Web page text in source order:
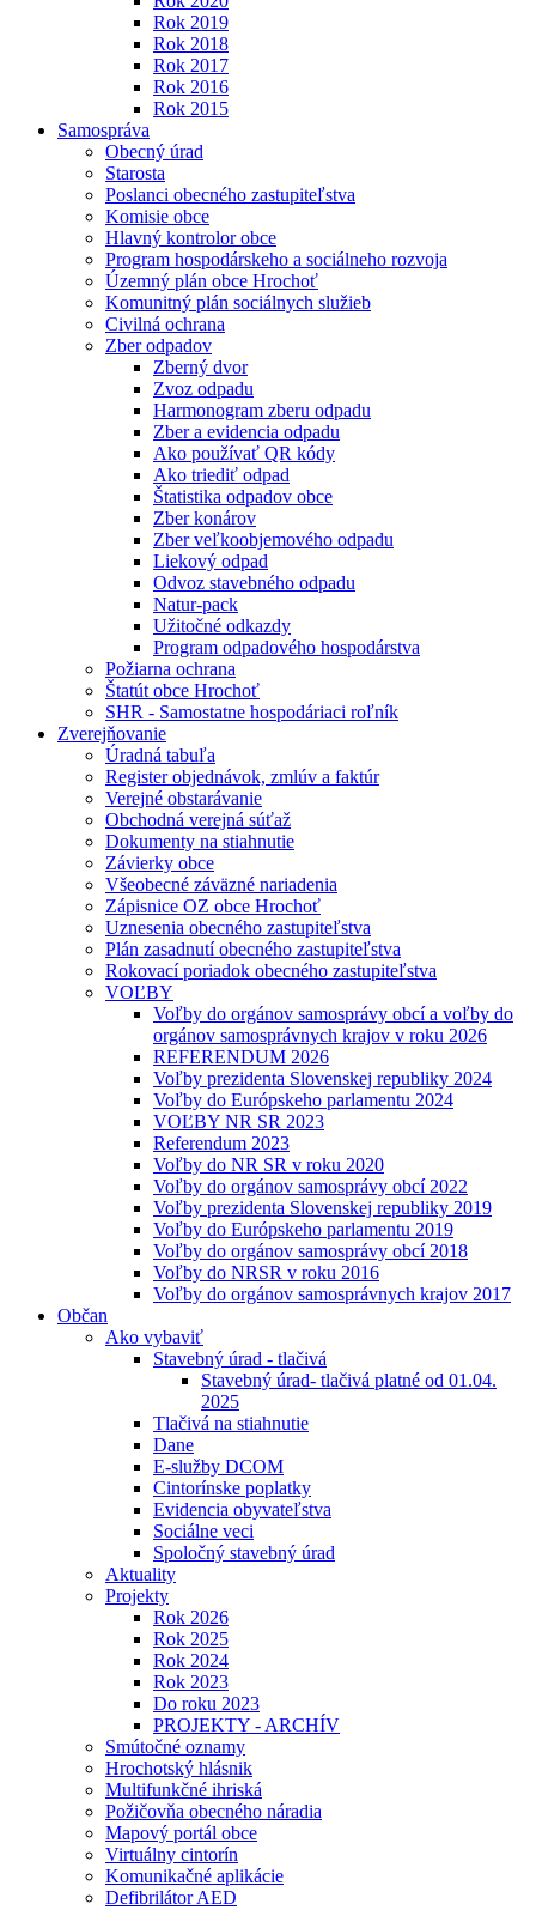
Rok 2019
Rok 2018
Rok 2017
Rok 2016
Rok 2015
Samospráva
Obecný úrad
Starosta
Poslanci obecného zastupiteľstva
Komisie obce
Hlavný kontrolor obce
Program hospodárskeho a sociálneho rozvoja
Územný plán obce Hrochoť
Komunitný plán sociálnych služieb
Civilná ochrana
Zber odpadov
Zberný dvor
Zvoz odpadu
Harmonogram zberu odpadu
Zber a evidencia odpadu
Ako používať QR kódy
Ako triediť odpad
Štatistika odpadov obce
Zber konárov
Zber veľkoobjemového odpadu
Liekový odpad
Odvoz stavebného odpadu
Natur-pack
Užitočné odkazdy
Program odpadového hospodárstva
Požiarna ochrana
Štatút obce Hrochoť
SHR - Samostatne hospodáriaci roľník
Zverejňovanie
Úradná tabuľa
Register objednávok, zmlúv a faktúr
Verejné obstarávanie
Obchodná verejná súťaž
Dokumenty na stiahnutie
Závierky obce
Všeobecné záväzné nariadenia
Zápisnice OZ obce Hrochoť
Uznesenia obecného zastupiteľstva
Plán zasadnutí obecného zastupiteľstva
Rokovací poriadok obecného zastupiteľstva
VOĽBY
Voľby do orgánov samosprávy obcí a voľby do
orgánov samosprávnych krajov v roku 2026
REFERENDUM 2026
Voľby prezidenta Slovenskej republiky 2024
Voľby do Európskeho parlamentu 2024
VOĽBY NR SR 2023
Referendum 2023
Voľby do NR SR v roku 2020
Voľby do orgánov samosprávy obcí 2022
Voľby prezidenta Slovenskej republiky 2019
Voľby do Európskeho parlamentu 2019
Voľby do orgánov samosprávy obcí 2018
Voľby do NRSR v roku 2016
Voľby do orgánov samosprávnych krajov 2017
Občan
Ako vybaviť
Stavebný úrad - tlačivá
Stavebný úrad- tlačivá platné od 01.04.
2025
Tlačivá na stiahnutie
Dane
E-služby DCOM
Cintorínske poplatky
Evidencia obyvateľstva
Sociálne veci
Spoločný stavebný úrad
Aktuality
Projekty
Rok 2026
Rok 2025
Rok 2024
Rok 2023
Do roku 2023
PROJEKTY - ARCHÍV
Smútočné oznamy
Hrochotský hlásnik
Multifunkčné ihriská
Požičovňa obecného náradia
Mapový portál obce
Virtuálny cintorín
Komunikačné aplikácie
Defibrilátor AED